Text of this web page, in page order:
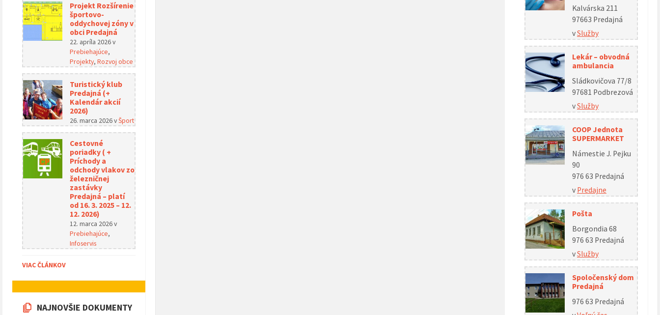
Projekt Rozšírenie
športovo-
oddychovej zóny v
obci Predajná
22. apríla 2026v
Prebiehajúce,
Projekty, Rozvoj obce
Turistický klub
Predajná (+
Kalendár akcií
2026)
26. marca 2026vŠport
Cestovné
poriadky ( +
Príchody a
odchody vlakov zo
železničnej
zastávky
Predajná – platí
od 16. 3. 2025 – 12.
12. 2026)
12. marca 2026v
Prebiehajúce,
Infoservis
VIAC ČLÁNKOV
NAJNOVŠIE DOKUMENTY
Kalvárska 211
97663 Predajná
vSlužby
Lekár – obvodná
ambulancia
Sládkovičova 77/8
97681 Podbrezová
vSlužby
COOP Jednota
SUPERMARKET
Námestie J. Pejku
90
976 63 Predajná
v Predajne
Pošta
Borgondia 68
976 63 Predajná
vSlužby
Spoločenský dom
Predajná
976 63 Predajná